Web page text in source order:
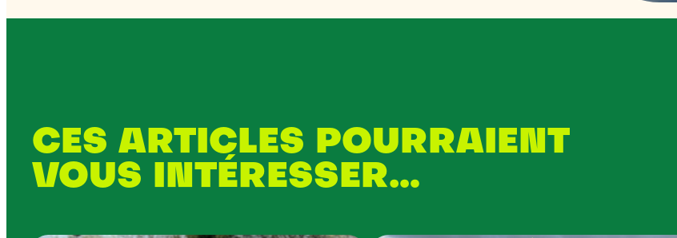
CES ARTICLES POURRAIENT
VOUS INTÉRESSER…